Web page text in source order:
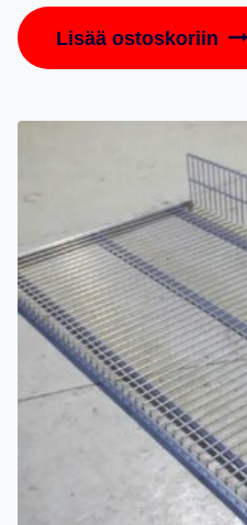
Lisää ostoskoriin